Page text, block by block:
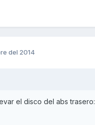
del 2014
el disco del abs trasero: